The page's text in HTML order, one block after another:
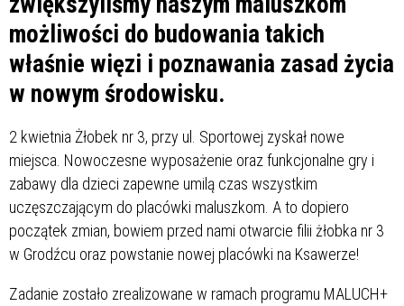
możliwości do budowania takich
właśnie więzi i poznawania zasad życia
w nowym środowisku.
2 kwietnia Żłobek nr 3, przy ul. Sportowej zyskał nowe
miejsca. Nowoczesne wyposażenie oraz funkcjonalne gry i
zabawy dla dzieci zapewne umilą czas wszystkim
uczęszczającym do placówki maluszkom. A to dopiero
początek zmian, bowiem przed nami otwarcie filii żłobka nr 3
w Grodźcu oraz powstanie nowej placówki na Ksawerze!
Zadanie zostało zrealizowane w ramach programu MALUCH+